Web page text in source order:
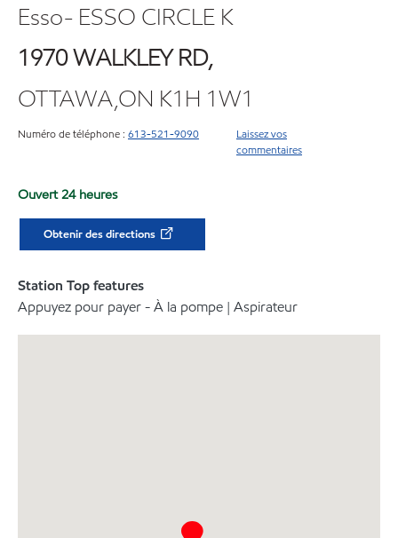
Esso- ESSO CIRCLE K
1970 WALKLEY RD,
OTTAWA,ON K1H 1W1
Numéro de téléphone : 613-521-9090
Laissez vos
commentaires
Ouvert 24 heures
Obtenir des directions
Station Top features
Appuyez pour payer - À la pompe | Aspirateur